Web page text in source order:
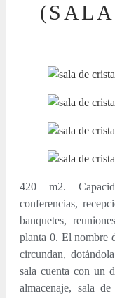
420 m2.
conferencias,
banquetes,
planta 0. El nombre
circundan,
sala cuenta con un
almacenaje, sala